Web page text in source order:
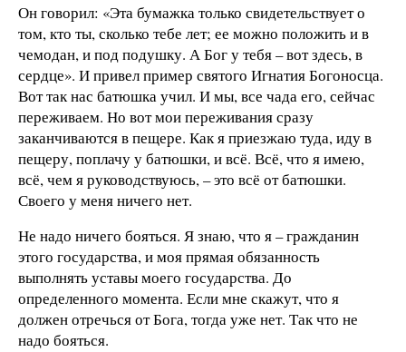
Он говорил: «Эта бумажка только свидетельствует о
том, кто ты, сколько тебе лет; ее можно положить и в
чемодан, и под подушку. А Бог у тебя – вот здесь, в
сердце». И привел пример святого Игнатия Богоносца.
Вот так нас батюшка учил. И мы, все чада его, сейчас
переживаем. Но вот мои переживания сразу
заканчиваются в пещере. Как я приезжаю туда, иду в
пещеру, поплачу у батюшки, и всё. Всё, что я имею,
всё, чем я руководствуюсь, – это всё от батюшки.
Своего у меня ничего нет.
Не надо ничего бояться. Я знаю, что я – гражданин
этого государства, и моя прямая обязанность
выполнять уставы моего государства. До
определенного момента. Если мне скажут, что я
должен отречься от Бога, тогда уже нет. Так что не
надо бояться.